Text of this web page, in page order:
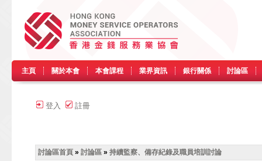
主頁 關於本會 本會課程 業界資訊 銀行關係 討論區
登入 註冊
討論區首頁 » 討論區 » 持續監察、備存紀錄及職員培訓討論